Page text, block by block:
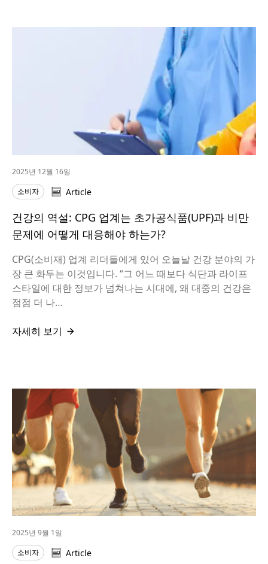
2025년 12월 16일
소비자
Article
건강의 역설: CPG 업계는 초가공식품(UPF)과 비만
문제에 어떻게 대응해야 하는가?
CPG(소비재) 업계 리더들에게 있어 오늘날 건강 분야의 가
장 큰 화두는 이것입니다. “그 어느 때보다 식단과 라이프
스타일에 대한 정보가 넘쳐나는 시대에, 왜 대중의 건강은
점점 더 나…
자세히 보기
2025년 9월 1일
소비자
Article